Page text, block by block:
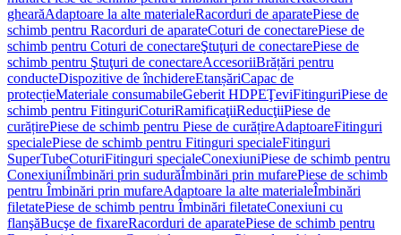
ghearăAdaptoare la alte materialeRacorduri de aparatePiese de
schimb pentru Racorduri de aparateCoturi de conectarePiese de
schimb pentru Coturi de conectareŞtuţuri de conectarePiese de
schimb pentru Ştuţuri de conectareAccesoriiBrățări pentru
conducteDispozitive de închidereEtanșăriCapac de
protecțieMateriale consumabileGeberit HDPEŢeviFitinguriPiese de
schimb pentru FitinguriCoturiRamificaţiiReducţiiPiese de
curățirePiese de schimb pentru Piese de curățireAdaptoareFitinguri
specialePiese de schimb pentru Fitinguri specialeFitinguri
SuperTubeCoturiFitinguri specialeConexiuniPiese de schimb pentru
ConexiuniÎmbinări prin sudurăÎmbinări prin mufarePiese de schimb
pentru Îmbinări prin mufareAdaptoare la alte materialeÎmbinări
filetatePiese de schimb pentru Îmbinări filetateConexiuni cu
flanşăBucşe de fixareRacorduri de aparatePiese de schimb pentru